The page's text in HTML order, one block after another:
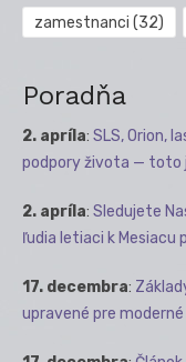
zamestnanci (32)
Poradňa
2. apríla: SLS, Orion,
podpory života — toto
2. apríla: Sledujete
ľudia letiaci k Mesiacu
17. decembra:
upravené pre